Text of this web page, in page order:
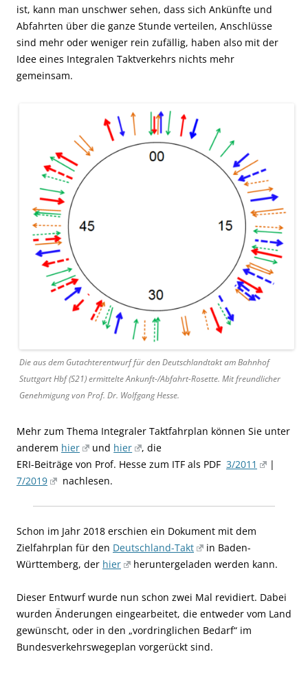
ist, kann man unschwer sehen, dass sich Ankünfte und
Abfahrten über die ganze Stunde verteilen, Anschlüsse
sind mehr oder weniger rein zufällig, haben also mit der
Idee eines Integralen Taktverkehrs nichts mehr
gemeinsam.
Die aus dem Gutachterentwurf für den Deutschlandtakt am Bahnhof
Stuttgart Hbf (S21) ermittelte Ankunft-/Abfahrt-Rosette. Mit freundlicher
Genehmigung von Prof. Dr. Wolfgang Hesse.
Mehr zum Thema Integraler Taktfahrplan können Sie unter
anderem hier und hier
, die
ERI-Beiträge von Prof. Hesse zum ITF als PDF 3/2011
|
7/2019
nachlesen.
Schon im Jahr 2018 erschien ein Dokument mit dem
Zielfahrplan für den Deutschland-Takt
in Baden-
Württemberg, der hier heruntergeladen werden kann.
Dieser Entwurf wurde nun schon zwei Mal revidiert. Dabei
wurden Änderungen eingearbeitet, die entweder vom Land
gewünscht, oder in den „vordringlichen Bedarf“ im
Bundesverkehrswegeplan vorgerückt sind.